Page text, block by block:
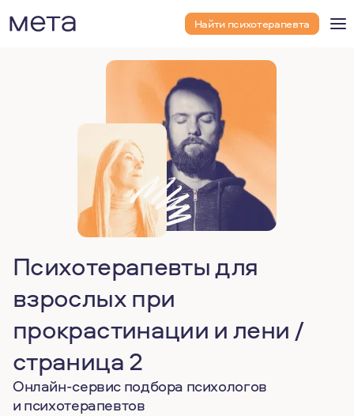
Найти психотерапевта
Психотерапевты для
взрослых при
прокрастинации и лени /
страница 2
Онлайн-сервис подбора психологов
и психотерапевтов